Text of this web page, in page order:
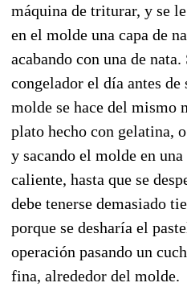
máquina de triturar, y se
en el molde una capa de
acabando con una de nata.
congelador el día antes de
molde se hace del mismo
plato hecho con gelatina,
y sacando el molde en
caliente, hasta que se
debe tenerse demasiado
porque se desharía el
operación pasando un
fina, alrededor del molde.